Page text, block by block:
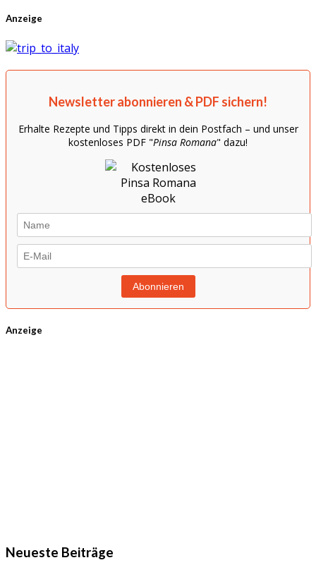
Anzeige
Newsletter abonnieren & PDF sichern!
Erhalte Rezepte und Tipps direkt in dein Postfach – und unser
kostenloses PDF "Pinsa Romana" dazu!
Anzeige
Neueste Beiträge